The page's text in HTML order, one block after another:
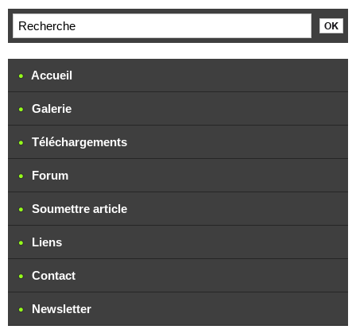
Accueil
Galerie
Téléchargements
Forum
Soumettre article
Liens
Contact
Newsletter